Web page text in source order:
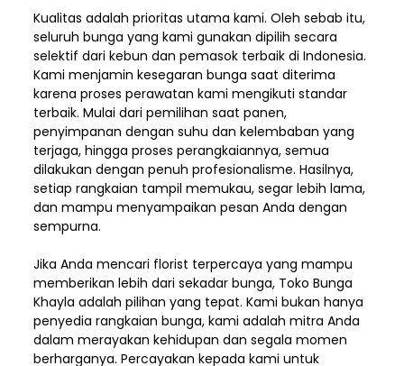
Kualitas adalah prioritas utama kami. Oleh sebab itu,
seluruh bunga yang kami gunakan dipilih secara
selektif dari kebun dan pemasok terbaik di Indonesia.
Kami menjamin kesegaran bunga saat diterima
karena proses perawatan kami mengikuti standar
terbaik. Mulai dari pemilihan saat panen,
penyimpanan dengan suhu dan kelembaban yang
terjaga, hingga proses perangkaiannya, semua
dilakukan dengan penuh profesionalisme. Hasilnya,
setiap rangkaian tampil memukau, segar lebih lama,
dan mampu menyampaikan pesan Anda dengan
sempurna.
Jika Anda mencari florist terpercaya yang mampu
memberikan lebih dari sekadar bunga, Toko Bunga
Khayla adalah pilihan yang tepat. Kami bukan hanya
penyedia rangkaian bunga, kami adalah mitra Anda
dalam merayakan kehidupan dan segala momen
berharganya. Percayakan kepada kami untuk